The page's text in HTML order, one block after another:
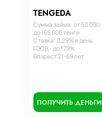
TENGEDA
Сумма займа: от 50 000
до 165 000 тенге
Ставка: 0,29% в день
ГЭСВ - до 179%
Возраст 21-68 лет
ПОЛУЧИТЬ ДЕНЬГИ